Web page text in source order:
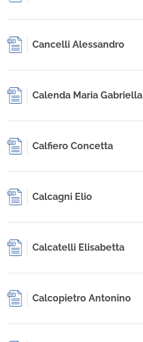
Cancelli Alessandro
Calenda Maria Gabriella
Calfiero Concetta
Calcagni Elio
Calcatelli Elisabetta
Calcopietro Antonino